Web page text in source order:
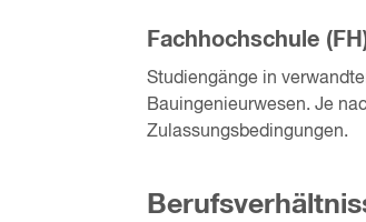
Fachhochschule
Studiengänge in
Bauingenieurwesen. Je
Zulassungsbedingungen.